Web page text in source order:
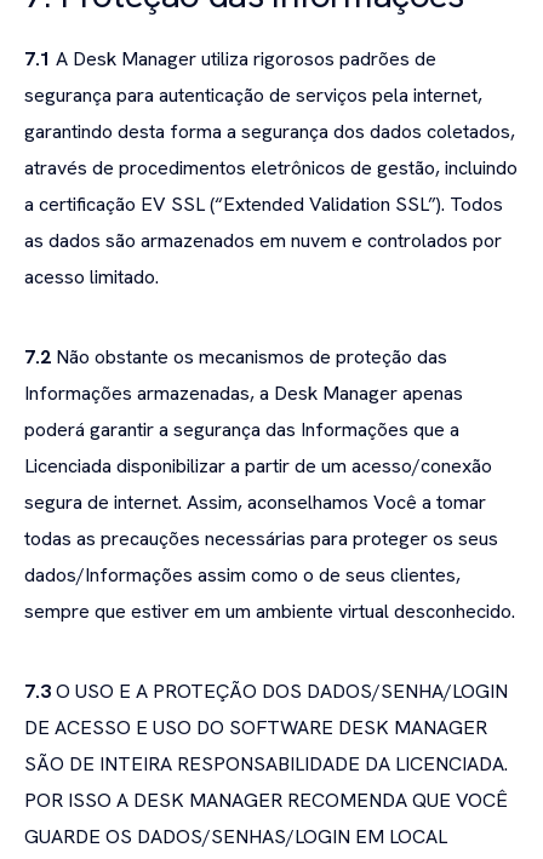
7.1 A Desk Manager utiliza rigorosos padrões de
segurança para autenticação de serviços pela internet,
garantindo desta forma a segurança dos dados coletados,
através de procedimentos eletrônicos de gestão, incluindo
a certificação EV SSL (“Extended Validation SSL”). Todos
as dados são armazenados em nuvem e controlados por
acesso limitado.
7.2 Não obstante os mecanismos de proteção das
Informações armazenadas, a Desk Manager apenas
poderá garantir a segurança das Informações que a
Licenciada disponibilizar a partir de um acesso/conexão
segura de internet. Assim, aconselhamos Você a tomar
todas as precauções necessárias para proteger os seus
dados/Informações assim como o de seus clientes,
sempre que estiver em um ambiente virtual desconhecido.
7.3O USO E A PROTEÇÃO DOS DADOS/SENHA/LOGIN
DE ACESSO E USO DO SOFTWARE DESK MANAGER
SÃO DE INTEIRA RESPONSABILIDADE DA LICENCIADA.
POR ISSO A DESK MANAGER RECOMENDA QUE VOCÊ
GUARDE OS DADOS/SENHAS/LOGIN EM LOCAL